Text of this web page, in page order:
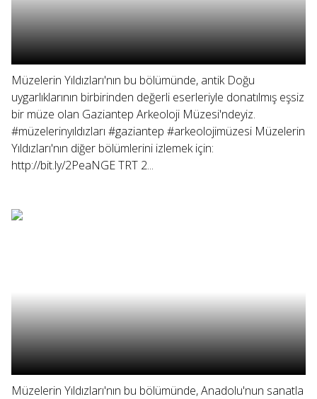
Müzelerin Yıldızları'nın bu bölümünde, antik Doğu
uygarlıklarının birbirinden değerli eserleriyle donatılmış eşsiz
bir müze olan Gaziantep Arkeoloji Müzesi'ndeyiz.
#müzelerinyıldızları #gaziantep #arkeolojimüzesi Müzelerin
Yıldızları'nın diğer bölümlerini izlemek için:
http://bit.ly/2PeaNGE TRT 2...
Müzelerin Yıldızları'nın bu bölümünde, Anadolu'nun sanatla